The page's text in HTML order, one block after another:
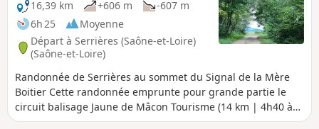
16,39 km
+606 m
-607 m
6h 25
Moyenne
Départ à Serrières (Saône-et-Loire)
(Saône-et-Loire)
Randonnée de Serrières au sommet du Signal de la Mère
Boitier Cette randonnée emprunte pour grande partie le
circuit balisage Jaune de Mâcon Tourisme (14 km | 4h40 à
pied), téléchargeable ici et pour une autre partie le circuit